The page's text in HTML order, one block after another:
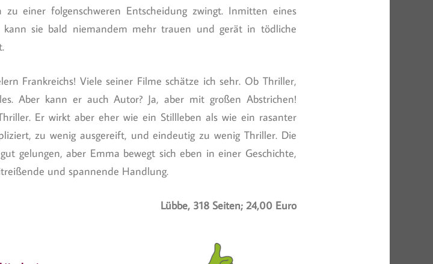
einer folgenschweren Entscheidung zwingt. Inmitten eines
kann sie bald niemandem mehr trauen und gerät in tödliche
Frankreichs! Viele seiner Filme schätze ich sehr. Ob Thriller,
Aber kann er auch Autor? Ja, aber mit großen Abstrichen!
Er wirkt aber eher wie ein Stillleben als wie ein rasanter
zu wenig ausgereift, und eindeutig zu wenig Thriller. Die
gelungen, aber Emma bewegt sich eben in einer Geschichte,
und spannende Handlung.
Lübbe, 318 Seiten; 24,00 Euro